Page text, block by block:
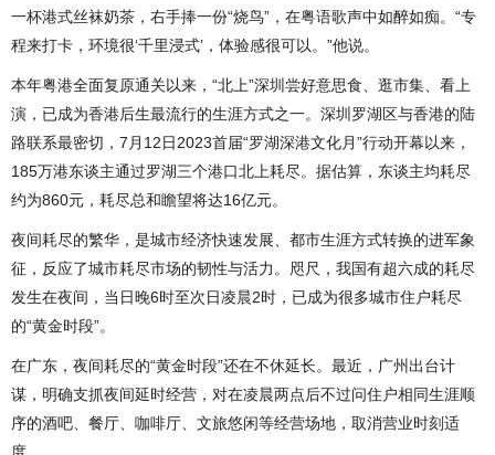
一杯港式丝袜奶茶，右手捧一份“烧鸟”，在粤语歌声中如醉如痴。“专
程来打卡，环境很‘千里浸式’，体验感很可以。”他说。
本年粤港全面复原通关以来，“北上”深圳尝好意思食、逛市集、看上
演，已成为香港后生最流行的生涯方式之一。深圳罗湖区与香港的陆
路联系最密切，7月12日2023首届“罗湖深港文化月”行动开幕以来，
185万港东谈主通过罗湖三个港口北上耗尽。据估算，东谈主均耗尽
约为860元，耗尽总和瞻望将达16亿元。
夜间耗尽的繁华，是城市经济快速发展、都市生涯方式转换的进军象
征，反应了城市耗尽市场的韧性与活力。咫尺，我国有超六成的耗尽
发生在夜间，当日晚6时至次日凌晨2时，已成为很多城市住户耗尽
的“黄金时段”。
在广东，夜间耗尽的“黄金时段”还在不休延长。最近，广州出台计
谋，明确支抓夜间延时经营，对在凌晨两点后不过问住户相同生涯顺
序的酒吧、餐厅、咖啡厅、文旅悠闲等经营场地，取消营业时刻适